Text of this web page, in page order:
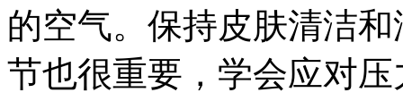
的空气。保持皮肤清洁
节也很重要，学会应对